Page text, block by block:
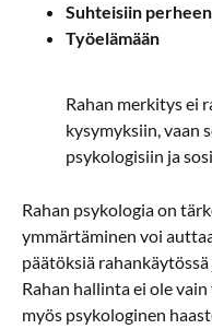
Suhteisiin
Työelämään
Rahan merkitys ei
kysymyksiin, vaan
psykologisiin ja
Rahan psykologia on
ymmärtäminen voi
päätöksiä
Rahan hallinta ei ole
myös psykologinen